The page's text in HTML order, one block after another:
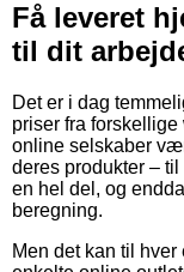
Få leveret
til dit
Det er i dag
priser fra
online selskaber
deres produkter –
en hel del, og
beregning.
Men det kan til